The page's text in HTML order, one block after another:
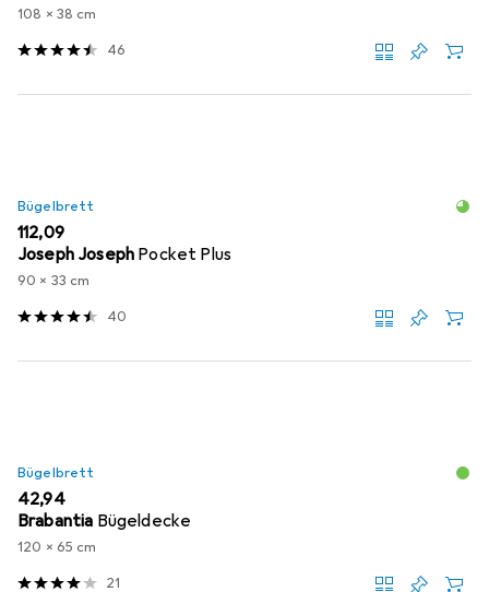
108 x 38 cm
46
Bügelbrett
EUR
112,09
Joseph Joseph Pocket Plus
90 x 33 cm
40
Bügelbrett
EUR
42,94
Brabantia Bügeldecke
120 x 65 cm
21